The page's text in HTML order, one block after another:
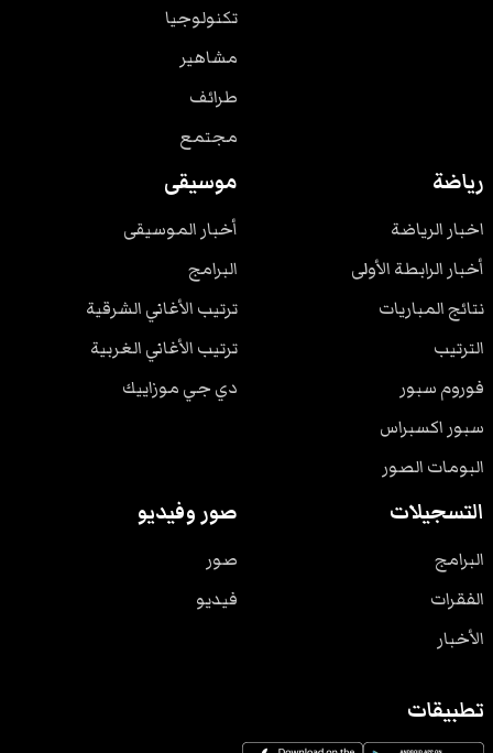
تكنولوجيا
مشاهير
طرائف
مجتمع
رياضة
اخبار الرياضة
أخبار الرابطة الأولى
نتائج المباريات
الترتيب
فوروم سبور
سبور اكسبراس
البومات الصور
موسيقى
أخبار الموسيقى
البرامج
ترتيب الأغاني الشرقية
ترتيب الأغاني الغربية
دي جي موزاييك
التسجيلات
البرامج
الفقرات
الأخبار
صور وفيديو
صور
فيديو
تطبيقات